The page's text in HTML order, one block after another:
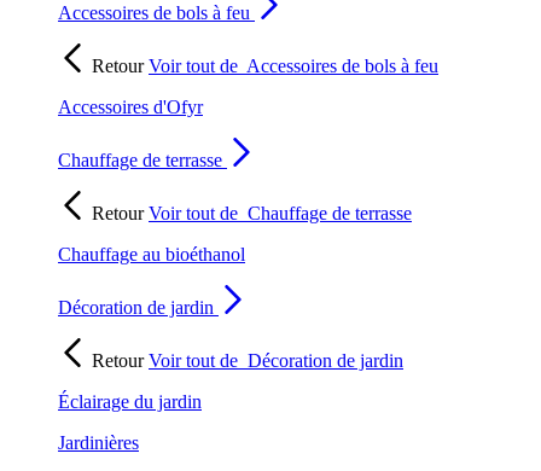
Accessoires de bols à feu
RetourVoir tout de Accessoires de bols à feu
Accessoires d'Ofyr
Chauffage de terrasse
RetourVoir tout de Chauffage de terrasse
Chauffage au bioéthanol
Décoration de jardin
RetourVoir tout de Décoration de jardin
Éclairage du jardin
Jardinières